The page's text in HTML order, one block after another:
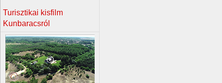
Turisztikai kisfilm
Kunbaracsról